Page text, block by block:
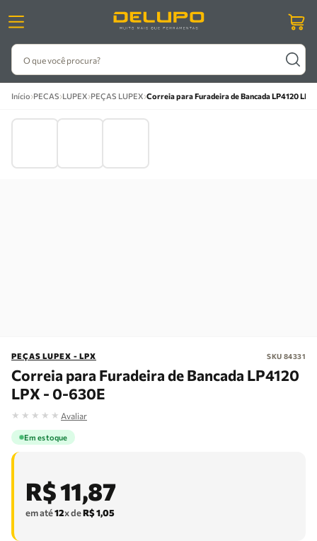
O que você procura?
Início›PECAS›LUPEX›PEÇAS LUPEX›Correia para Furadeira de Bancada LP4120
PEÇAS LUPEX - LPX SKU 84331
Correia para Furadeira de Bancada LP4120
LPX - 0-630E
★ ★ ★ ★ ★ Avaliar
Em estoque
R$11,87
em até12x deR$1,05